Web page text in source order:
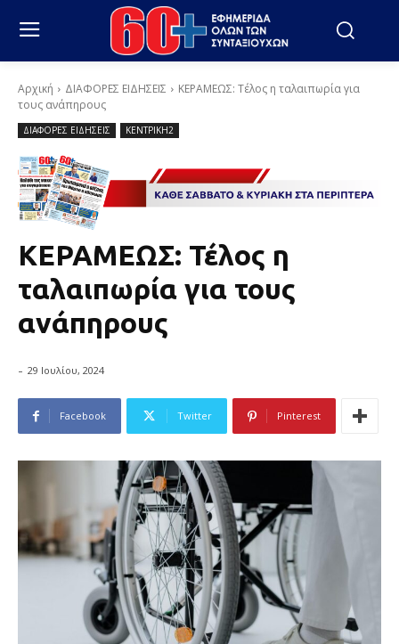
Αρχική ΔΙΑΦΟΡΕΣ ΕΙΔΗΣΕΙΣ
ΚΕΡΑΜΕΩΣ: Τέλος η ταλαιπωρία για
τους ανάπηρους
ΔΙΑΦΟΡΕΣ ΕΙΔΗΣΕΙΣ ΚΕΝΤΡΙΚΗ2
ΚΕΡΑΜΕΩΣ: Τέλος η
ταλαιπωρία για τους
ανάπηρους
- 29 Ιουλίου, 2024
Facebook Twitter Pinterest